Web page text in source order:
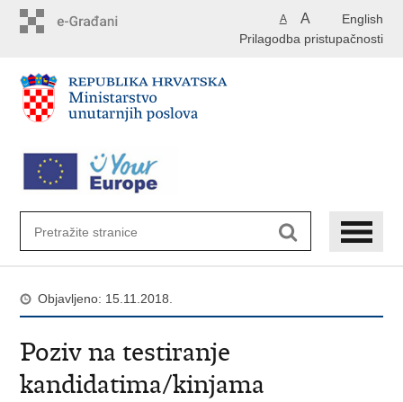
English
A A
Prilagodba pristupačnosti
Objavljeno: 15.11.2018.
Poziv na testiranje
kandidatima/kinjama